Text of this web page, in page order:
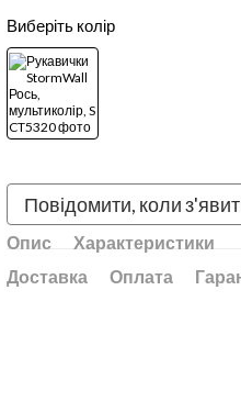
Виберіть колір
Повідомити, коли
Опис
Характеристики
Доставка
Оплата